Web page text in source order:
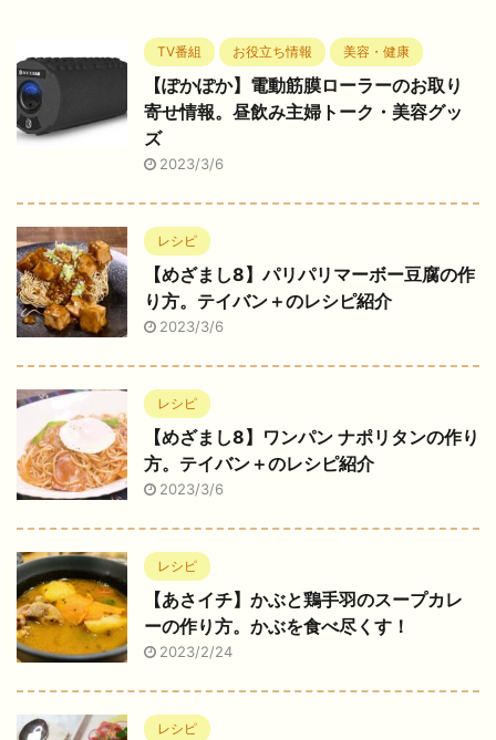
TV番組 お役立ち情報 美容・健康
【ぽかぽか】電動筋膜ローラーのお取り
寄せ情報。昼飲み主婦トーク・美容グッ
ズ
2023/3/6
レシピ
【めざまし8】パリパリマーボー豆腐の作
り方。テイバン＋のレシピ紹介
2023/3/6
レシピ
【めざまし8】ワンパン ナポリタンの作り
方。テイバン＋のレシピ紹介
2023/3/6
レシピ
【あさイチ】かぶと鶏手羽のスープカレ
ーの作り方。かぶを食べ尽くす！
2023/2/24
レシピ